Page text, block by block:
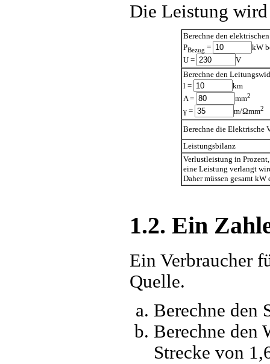
Die Leistung
Berechne den
PBezug =
kW
U =
V
Berechne den
l =
km
A =
mm2
γ = m/Ωmm2
Berechne die Elektrische
Leistungsbilanz
Verlustleistung in
eine Leistung verlangt
Daher müssen gesamt kW
1.2. Ein
Ein Verbraucher
Quelle.
Berechne den
Berechne den
Strecke von